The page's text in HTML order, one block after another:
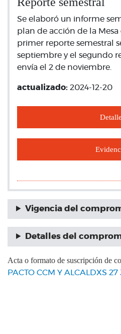
Se elaboró un informe
plan de acción de la Mesa
primer reporte semestral
septiembre y el segundo
envía el 2 de noviembre.
actualizado: 2024-12-20
Vigencia del
Detalles del
Acta o formato de suscripción de
PACTO CCM Y ALCALDXS